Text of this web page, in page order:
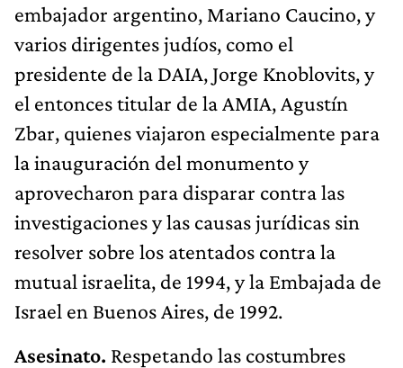
embajador argentino, Mariano Caucino, y
varios dirigentes judíos, como el
presidente de la DAIA, Jorge Knoblovits, y
el entonces titular de la AMIA, Agustín
Zbar, quienes viajaron especialmente para
la inauguración del monumento y
aprovecharon para disparar contra las
investigaciones y las causas jurídicas sin
resolver sobre los atentados contra la
mutual israelita, de 1994, y la Embajada de
Israel en Buenos Aires, de 1992.
Asesinato. Respetando las costumbres